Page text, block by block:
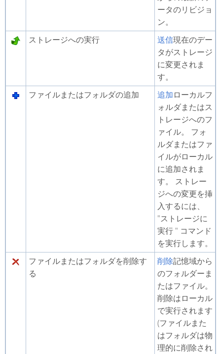
ータのリビジョ
ン。
ストレージへの実行
送信現在のデー
タがストレージ
に変更されま
す。
ファイルまたはフォルダの追加
追加ローカルフ
ォルダまたはス
トレージへのフ
ァイル。 フォ
ルダまたはファ
イルがローカル
に追加されま
す。 ストレー
ジへの変更を挿
入するには、
"ストレージに
実行 " コマンド
を実行します。
ファイルまたはフォルダを削除す
る
削除記憶域から
のフォルダーま
たはファイル。
削除はローカル
で実行されます
(ファイルまた
はフォルダは物
理的に削除され